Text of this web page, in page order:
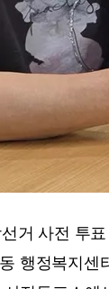
거 사전 투
행정복지센